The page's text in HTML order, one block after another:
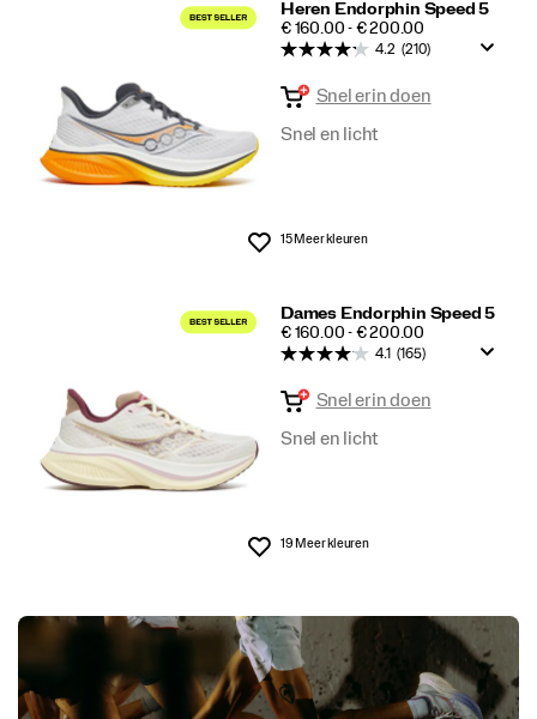
Heren Endorphin Speed 5
PRICE
€ 160.00 - € 200.00
Wenslijst
4.2 (210)
Snel erin doen
Snel en licht
15 Meer kleuren
Dames Endorphin Speed 5
PRICE
€ 160.00 - € 200.00
Wenslijst
4.1 (165)
Snel erin doen
Snel en licht
19 Meer kleuren